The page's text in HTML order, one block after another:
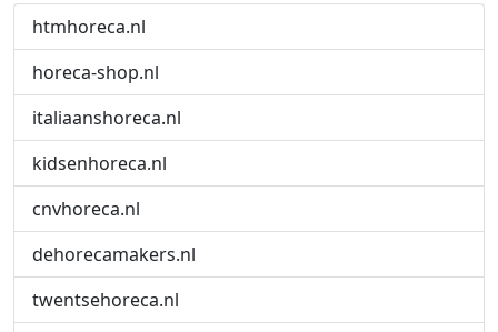
htmhoreca.nl
horeca-shop.nl
italiaanshoreca.nl
kidsenhoreca.nl
cnvhoreca.nl
dehorecamakers.nl
twentsehoreca.nl